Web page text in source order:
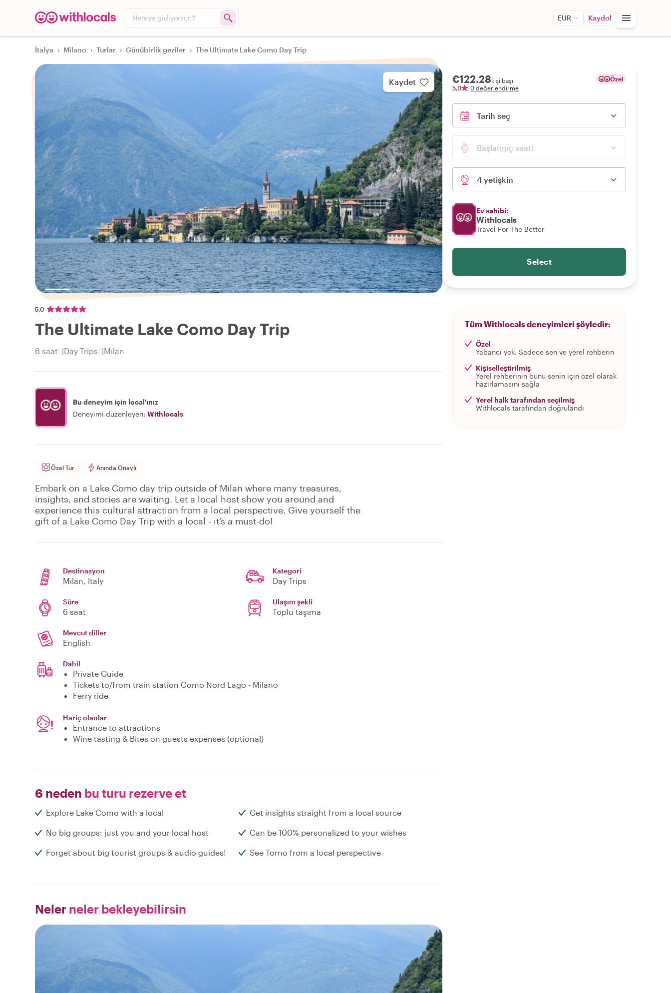
Nereye gidiyorsun? EUR Kaydol
İtalya › Milano › Turlar › Günübirlik geziler › The Ultimate Lake Como Day Trip
Kaydet
5,0
The Ultimate Lake Como Day Trip
6 saat Day Trips Milan
Bu deneyim için local'ınız
Deneyimi düzenleyen: Withlocals
Özel Tur Anında Onaylı
Embark on a Lake Como day trip outside of Milan where many treasures,
insights, and stories are waiting. Let a local host show you around and
experience this cultural attraction from a local perspective. Give yourself the
gift of a Lake Como Day Trip with a local - it’s a must-do!
Destinasyon
Milan, Italy
Kategori
Day Trips
Süre
6 saat
Ulaşım şekli
Toplu taşıma
Mevcut diller
English
Dahil
Private Guide
Tickets to/from train station Como Nord Lago - Milano
Ferry ride
Hariç olanlar
Entrance to attractions
Wine tasting & Bites on guests expenses (optional)
6 neden bu turu rezerve et
Explore Lake Como with a local Get insights straight from a local source
No big groups: just you and your local host Can be 100% personalized to your wishes
Forget about big tourist groups & audio guides! See Torno from a local perspective
Neler neler bekleyebilirsin
€122.28kişi başı
5,0
0 değerlendirme
Özel
Tarih seç
Başlangıç saati
4 yetişkin
Ev sahibi:
Withlocals
Travel For The Better
Select
Tüm Withlocals deneyimleri şöyledir:
Özel
Yabancı yok. Sadece sen ve yerel rehberin
Kişiselleştirilmiş
Yerel rehberinin bunu senin için özel olarak
hazırlamasını sağla
Yerel halk tarafından seçilmiş
Withlocals tarafından doğrulandı